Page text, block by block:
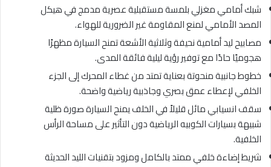
شبك أمامي مغزلي بلمسة مستقبلية عصرية مدمج في هيكل
المصد الأمامي لمنع المقاومة غير الضرورية للهواء.
مصابيح ليد أمامية نحيفة وثلاثية الأشعة تمنح السيارة مظهرًا
هجوميًا حادًا مع توفير رؤية ليلية فائقة المدى.
خطوط جانبية منحوتة بعناية تمتد من غطاء المحرك إلى الجزء
الخلفي لإعطاء عمق بصري وجاذبية رياضية واضحة.
سقف انسيابي مائل قليلاً في الخلف يمنح السيارة صورة ظلية
شبيهة بسيارات الكوبيه الرياضية دون التأثير على مساحة الرأس
الخلفية.
شريط إضاءة خلفي ممتد بالكامل ومزود بتقنيات الليد الحديثة